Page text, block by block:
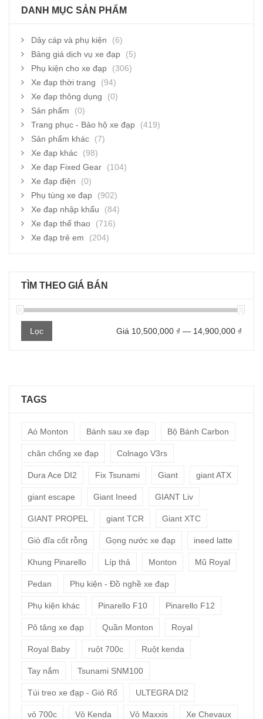
DANH MỤC SẢN PHẨM
Dây cáp và phụ kiện
(6)
Bảng giá dịch vụ xe đạp
(5)
Phụ kiện cho xe đạp
(306)
Xe đạp thời trang
(94)
Xe đạp thông dụng
(0)
Sản phẩm
(0)
Trang phục - Bảo hộ xe đạp
(419)
Sản phẩm khác
(7)
Xe đạp khác
(98)
Xe đạp Fixed Gear
(104)
Xe đạp điện
(0)
Phụ tùng xe đạp
(902)
Xe đạp nhập khẩu
(84)
Xe đạp thể thao
(716)
Xe đạp trẻ em
(204)
TÌM THEO GIÁ BÁN
Giá
Giá
Lọc Giá 10,500,000 ₫ — 14,900,000 ₫
TAGS
Aó Monton Bánh sau xe đạp Bộ Bánh Carbon
chân chống xe đạp Colnago V3rs
Dura Ace DI2 Fix Tsunami Giant giant ATX
giant escape Giant Ineed GIANT Liv
GIANT PROPEL giant TCR Giant XTC
Giò đĩa cốt rỗng Gọng nước xe đạp ineed latte
Khung Pinarello Líp thả Monton Mũ Royal
Pedan Phụ kiện - Đồ nghề xe đạp
Phụ kiện khác Pinarello F10 Pinarello F12
Pô tăng xe đạp Quần Monton Royal
Royal Baby ruột 700c Ruột kenda
Tay nắm Tsunami SNM100
Túi treo xe đạp - Giỏ Rổ ULTEGRA DI2
vỏ 700c Vỏ Kenda Vỏ Maxxis Xe Chevaux